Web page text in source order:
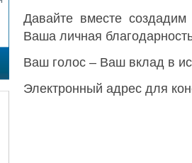
Давайте вместе
Ваша личная
Ваш голос – Ваш вклад в
Электронный адрес для